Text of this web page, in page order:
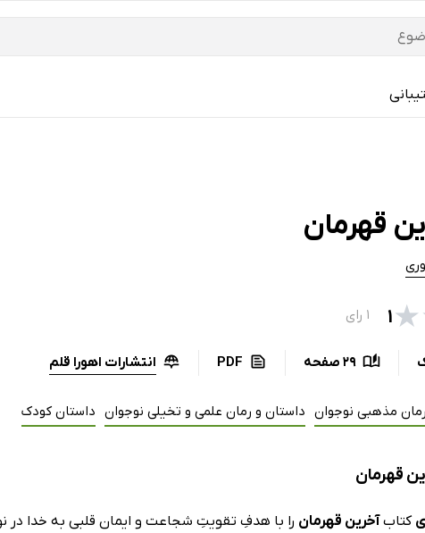
قهرمان
★۱ ۱ رای
29 صفحه PDF انتشارات اهورا قلم
مذهبی نوجوان داستان و رمان علمی و تخیلی نوجوان داستان کودک
قهرمان
کتابآخرین قهرمان را با هدفِ تقویتِ شجاعت و ایمان قلبی به خدا